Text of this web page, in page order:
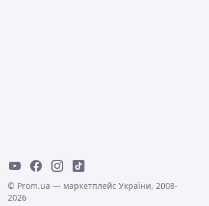
© Prom.ua — маркетплейс України, 2008-
2026